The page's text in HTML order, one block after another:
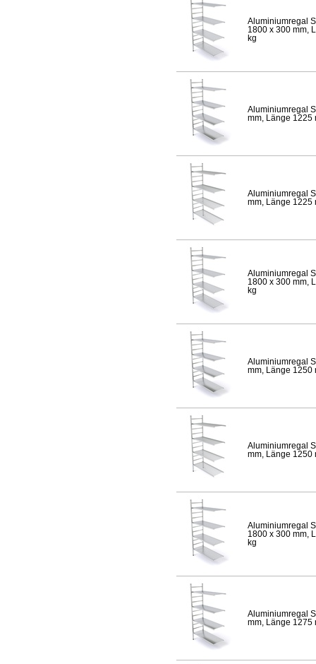
Aluminiumregal
1800 x 300 mm,
kg
Aluminiumregal
mm, Länge 1225
Aluminiumregal
mm, Länge 1225
Aluminiumregal
1800 x 300 mm,
kg
Aluminiumregal
mm, Länge 1250
Aluminiumregal
mm, Länge 1250
Aluminiumregal
1800 x 300 mm,
kg
Aluminiumregal
mm, Länge 1275